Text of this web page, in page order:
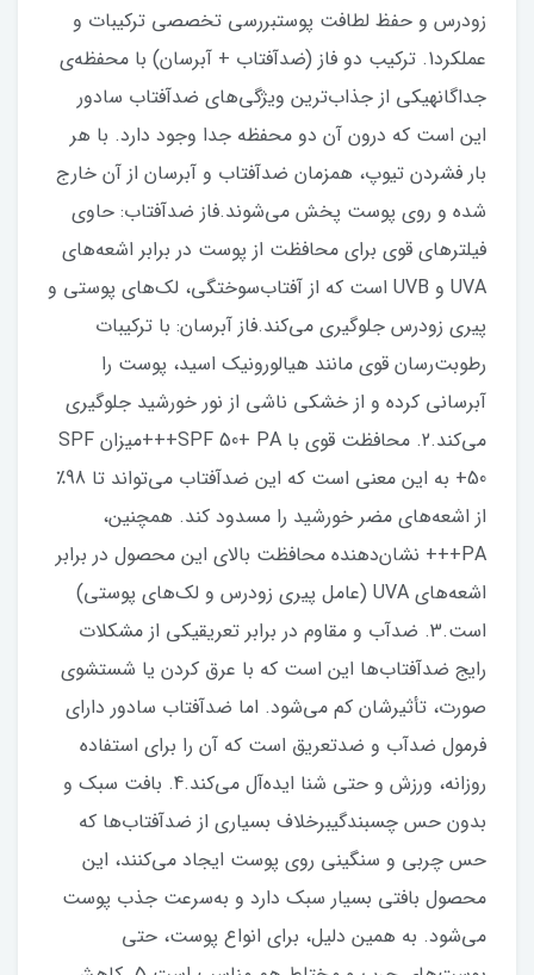
زودرس و حفظ لطافت پوستبررسی تخصصی ترکیبات و
عملکرد1. ترکیب دو فاز (ضدآفتاب + آبرسان) با محفظه‌ی
جداگانهیکی از جذاب‌ترین ویژگی‌های ضدآفتاب سادور
این است که درون آن دو محفظه جدا وجود دارد. با هر
بار فشردن تیوپ، همزمان ضدآفتاب و آبرسان از آن خارج
شده و روی پوست پخش می‌شوند.فاز ضدآفتاب: حاوی
فیلترهای قوی برای محافظت از پوست در برابر اشعه‌های
UVA و UVB است که از آفتاب‌سوختگی، لک‌های پوستی و
پیری زودرس جلوگیری می‌کند.فاز آبرسان: با ترکیبات
رطوبت‌رسان قوی مانند هیالورونیک اسید، پوست را
آبرسانی کرده و از خشکی ناشی از نور خورشید جلوگیری
می‌کند.2. محافظت قوی با SPF 50+ PA+++میزان SPF
50+ به این معنی است که این ضدآفتاب می‌تواند تا 98٪
از اشعه‌های مضر خورشید را مسدود کند. همچنین،
PA+++ نشان‌دهنده محافظت بالای این محصول در برابر
اشعه‌های UVA (عامل پیری زودرس و لک‌های پوستی)
است.3. ضدآب و مقاوم در برابر تعریقیکی از مشکلات
رایج ضدآفتاب‌ها این است که با عرق کردن یا شستشوی
صورت، تأثیرشان کم می‌شود. اما ضدآفتاب سادور دارای
فرمول ضدآب و ضدتعریق است که آن را برای استفاده
روزانه، ورزش و حتی شنا ایده‌آل می‌کند.4. بافت سبک و
بدون حس چسبندگیبرخلاف بسیاری از ضدآفتاب‌ها که
حس چربی و سنگینی روی پوست ایجاد می‌کنند، این
محصول بافتی بسیار سبک دارد و به‌سرعت جذب پوست
می‌شود. به همین دلیل، برای انواع پوست، حتی